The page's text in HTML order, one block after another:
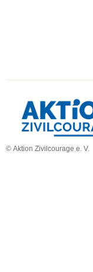
© Aktion Zivilcourage e. V.